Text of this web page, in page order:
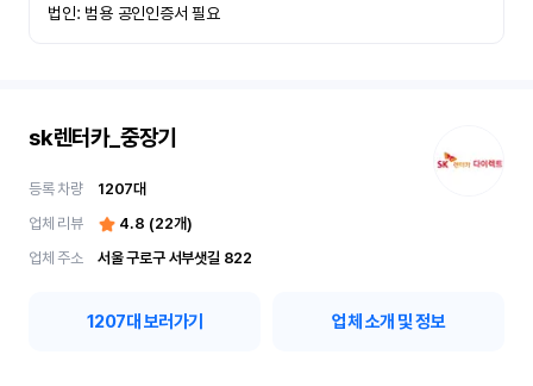
법인: 범용 공인인증서 필요
sk렌터카_중장기
등록 차량 1207대
업체 리뷰
4.8 (22개)
업체 주소
서울 구로구 서부샛길 822
1207대 보러가기 업체 소개 및 정보